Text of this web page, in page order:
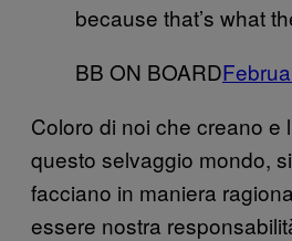
because that’s what
BB ON BOARD
Coloro di noi che creano e
questo selvaggio mondo,
facciano in maniera
essere nostra